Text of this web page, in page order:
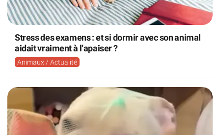
Stress des examens : et si dormir avec son animal
aidait vraiment à l’apaiser ?
Animaux / Actualité